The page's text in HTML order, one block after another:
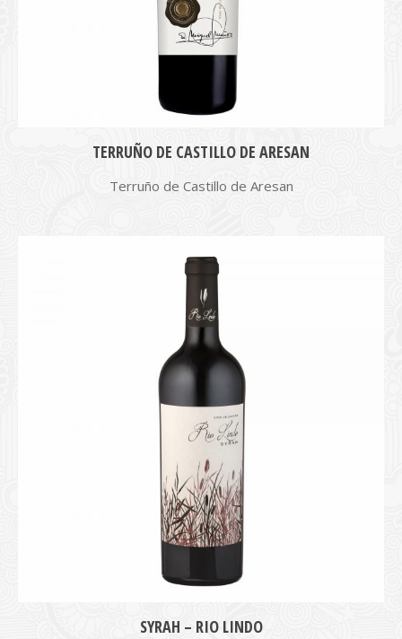
TERRUÑO DE CASTILLO DE ARESAN
Terruño de Castillo de Aresan
SYRAH – RIO LINDO